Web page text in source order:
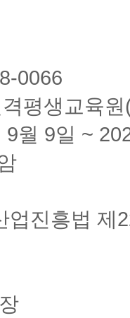
0066
평생교육
월 9일 ~
업진흥법 제